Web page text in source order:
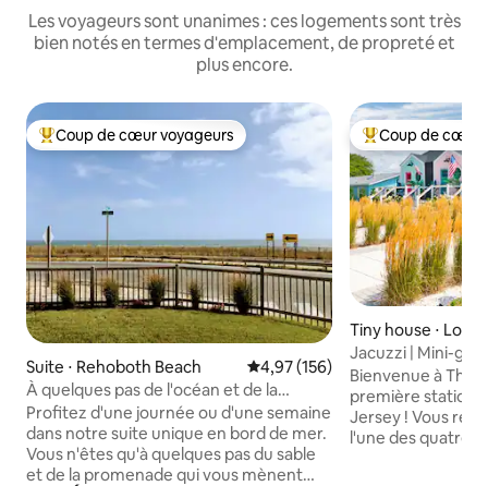
Les voyageurs sont unanimes : ces logements sont très
bien notés en termes d'emplacement, de propreté et
plus encore.
Coups de cœur voyageurs les plus appréciés
Coup de cœur voyageurs
Suite ⋅ Rehoboth Beach Évaluation moyenne sur la
4,97 (156)
À quelques pas de l'océan et de la
promenade sur Surf Ave.
Profitez d'une journée ou d'une semaine
dans notre suite unique en bord de mer.
Vous n'êtes qu'à quelques pas du sable
et de la promenade qui vous mènent
Coups de cœur
Coup de cœur
Tiny house ⋅
Jacuzzi | Mini-golf
sport — Quad
Bienvenue à The
première station
Jersey ! Vous
l'une des quatre